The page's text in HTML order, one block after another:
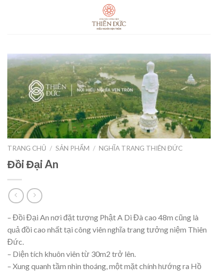
TRANG CHỦ / SẢN PHẨM / NGHĨA TRANG THIÊN ĐỨC
Đồi Đại An
– Đồi Đại An nơi đặt tượng Phật A Di Đà cao 48m cũng là
quả đồi cao nhất tại công viên nghĩa trang tưởng niệm Thiên
Đức.
– Diện tích khuôn viên từ 30m2 trở lên.
– Xung quanh tầm nhìn thoáng, một mặt chính hướng ra Hồ